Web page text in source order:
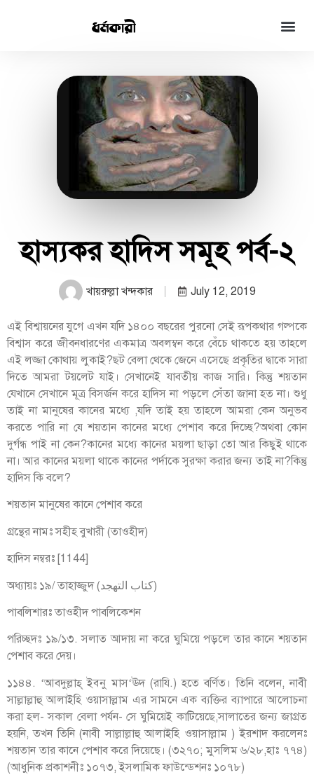
হাস্যকর হাদিস সমূহ পর্ব-২
খায়রুল্লা খন্দকার July 12, 2019
এই বিশ্বায়নের যুগে এখন যদি ১৪০০ বছরের পুরনো সেই রূপকথার গল্পকে
বিশ্বাস করে জীবনধারণের একমাত্র অবলম্বন করে বেঁচে থাকতে হয় তাহলে
এই লজ্জা কোথায় লুকাই?ছট বেলা থেকে জেনে এসেছে প্রকৃতির দ্বাকে সারা
দিতে আমরা টয়লেট যাই। সেখানেই যাবতীয় কাজ সারি। কিন্তু শয়তান
যেখানে সেখানে মূত্র বিসর্জন করে হাদিস না পড়লে সেঁতা জানা হত না। শুধু
তাই না মানুষের কানের মধ্যে ,যদি তাই হয় তাহলে আমরা কেন অনুভব
করতে পারি না যে শয়তান কানের মধ্যে পেশাব করে দিচ্ছে?অথবা কোন
দুর্গন্ধ পাই না কেন?কানের মধ্যে কানের ময়লা ছাড়া তো আর কিছুই থাকে
না। আর কানের ময়লা থাকে কানের পর্দাকে সুরক্ষা করার জন্য তাই না?কিন্তু
হাদিস কি বলে?
শয়তান মানুষের কানে পেশাব করে
গ্রন্থের নামঃ সহীহ বুখারী (তাওহীদ)
হাদিস নম্বরঃ [1144]
অধ্যায়ঃ ১৯/ তাহাজ্জুদ (كتاب التهجد)
পাবলিশারঃ তাওহীদ পাবলিকেশন
পরিচ্ছদঃ ১৯/১৩. সলাত আদায় না করে ঘুমিয়ে পড়লে তার কানে শয়তান
পেশাব করে দেয়।
১১৪৪. ‘আবদুল্লাহ্ ইব্নু মাস‘ঊদ (রাযি.) হতে বর্ণিত। তিনি বলেন, নাবী
সাল্লাল্লাহু আলাইহি ওয়াসাল্লাম এর সামনে এক ব্যক্তির ব্যাপারে আলোচনা
করা হল- সকাল বেলা পর্যন- সে ঘুমিয়েই কাটিয়েছে,সালাতের জন্য জাগ্রত
হয়নি, তখন তিনি (নাবী সাল্লাল্লাহু আলাইহি ওয়াসাল্লাম ) ইরশাদ করলেনঃ
শয়তান তার কানে পেশাব করে দিয়েছে। (৩২৭০; মুসলিম ৬/২৮,হাঃ ৭৭৪)
(আধুনিক প্রকাশনীঃ ১০৭৩, ইসলামিক ফাউন্ডেশনঃ ১০৭৮)